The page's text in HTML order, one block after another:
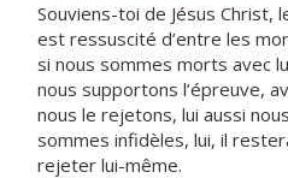
Souviens-toi de Jésus Christ,
est ressuscité d’entre les
si nous sommes morts avec
nous supportons l’épreuve,
nous le rejetons, lui aussi
sommes infidèles, lui, il
rejeter lui-même.